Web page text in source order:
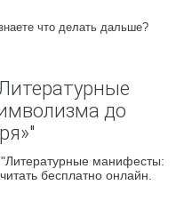
что делать дальше?
до
манифесты:
бесплатно онлайн.